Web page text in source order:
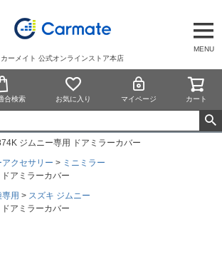
MENU
カーメイト 公式オンラインストア本店
合検索 お気に入り マイページ カート
ジムニー専用 ドアミラーカバー
アクセサリー
ミニミラー
アミラーカバー
用
スズキ ジムニー
アミラーカバー